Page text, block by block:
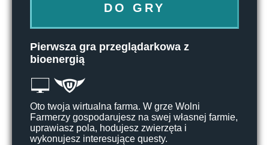
DO GRY
Pierwsza gra przeglądarkowa z
bioenergią
Oto twoja wirtualna farma. W grze Wolni
Farmerzy gospodarujesz na swej własnej farmie,
uprawiasz pola, hodujesz zwierzęta i
wykonujesz interesujące questy.